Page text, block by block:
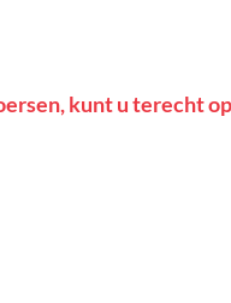
kunt u terecht